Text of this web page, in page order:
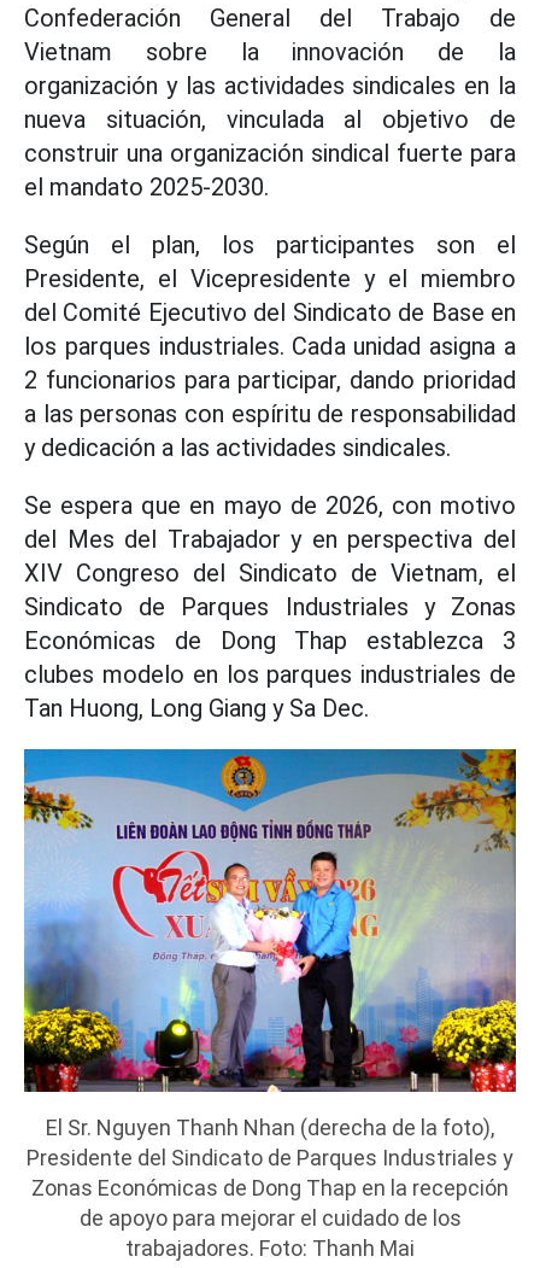
Confederación General del Trabajo de
Vietnam sobre la innovación de la
organización y las actividades sindicales en la
nueva situación, vinculada al objetivo de
construir una organización sindical fuerte para
el mandato 2025-2030.
Según el plan, los participantes son el
Presidente, el Vicepresidente y el miembro
del Comité Ejecutivo del Sindicato de Base en
los parques industriales. Cada unidad asigna a
2 funcionarios para participar, dando prioridad
a las personas con espíritu de responsabilidad
y dedicación a las actividades sindicales.
Se espera que en mayo de 2026, con motivo
del Mes del Trabajador y en perspectiva del
XIV Congreso del Sindicato de Vietnam, el
Sindicato de Parques Industriales y Zonas
Económicas de Dong Thap establezca 3
clubes modelo en los parques industriales de
Tan Huong, Long Giang y Sa Dec.
El Sr. Nguyen Thanh Nhan (derecha de la foto),
Presidente del Sindicato de Parques Industriales y
Zonas Económicas de Dong Thap en la recepción
de apoyo para mejorar el cuidado de los
trabajadores. Foto: Thanh Mai